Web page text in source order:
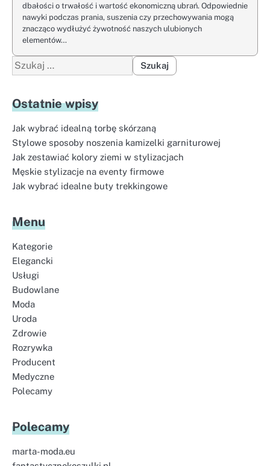
dbałości o trwałość i wartość ekonomiczną ubrań. Odpowiednie
nawyki podczas prania, suszenia czy przechowywania mogą
znacząco wydłużyć żywotność naszych ulubionych
elementów…
Szukaj:
Ostatnie wpisy
Jak wybrać idealną torbę skórzaną
Stylowe sposoby noszenia kamizelki garniturowej
Jak zestawiać kolory ziemi w stylizacjach
Męskie stylizacje na eventy firmowe
Jak wybrać idealne buty trekkingowe
Menu
Kategorie
Elegancki
Usługi
Budowlane
Moda
Uroda
Zdrowie
Rozrywka
Producent
Medyczne
Polecamy
Polecamy
marta-moda.eu